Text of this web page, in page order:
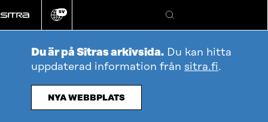
direkt
till
Ändra
språk
SV
Sök
Du är på Sitras arkivsida. Du kan hitta
uppdaterad information från sitra.fi.
NYA WEBBPLATS